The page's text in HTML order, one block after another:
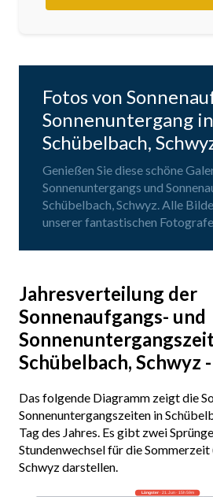
Fotos von
Sonnenuntergang in
Schübelbach,
Genießen Sie diese schöne
Sonnenuntergangs und
Schübelbach, Schwyz. Alle
unserer fantastischen
Jahresverteilung der
Sonnenaufgangs- und
Schübelbach, Schwyz
Das folgende Diagramm zeigt die
Sonnenuntergangszeiten in
Tag des Jahres. Es gibt zwei
Stundenwechsel für die
Schwyz darstellen.
Längster· 21. Jun · 15h 59m